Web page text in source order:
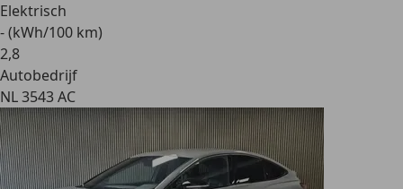
Elektrisch
- (kWh/100 km)
2,8
Autobedrijf
NL 3543 AC